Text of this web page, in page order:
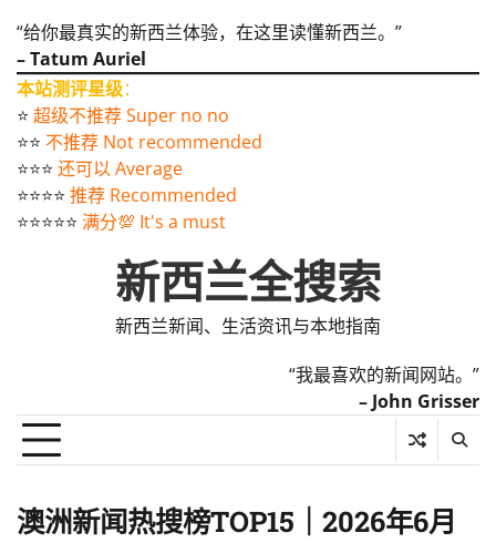
“给你最真实的新西兰体验，在这里读懂新西兰。”
– Tatum Auriel
本站测评星级：
⭐️ 超级不推荐 Super no no
⭐️⭐️ 不推荐 Not recommended
⭐️⭐️⭐️ 还可以 Average
⭐️⭐️⭐️⭐️ 推荐 Recommended
⭐️⭐️⭐️⭐️⭐️ 满分💯 It's a must
新西兰全搜索
新西兰新闻、生活资讯与本地指南
“我最喜欢的新闻网站。”
– John Grisser
澳洲新闻热搜榜TOP15｜2026年6月